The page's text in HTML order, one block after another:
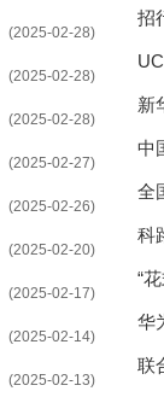
(2025-02-28)
(2025-02-28)
(2025-02-28)
(2025-02-27)
(2025-02-26)
(2025-02-20)
(2025-02-17)
(2025-02-14)
(2025-02-13)
招
太
新
中
全
科
“
华
联